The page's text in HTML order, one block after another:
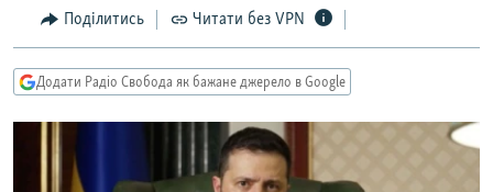
пошукуКУЛЬТУРА
СПОРТ
КРИМ.РЕАЛІЇ
ТИ ЯК?
МУЛЬТИМЕДІА
Поділитись Читати без VPN
Додати Радіо Свобода як бажане джерело в Google